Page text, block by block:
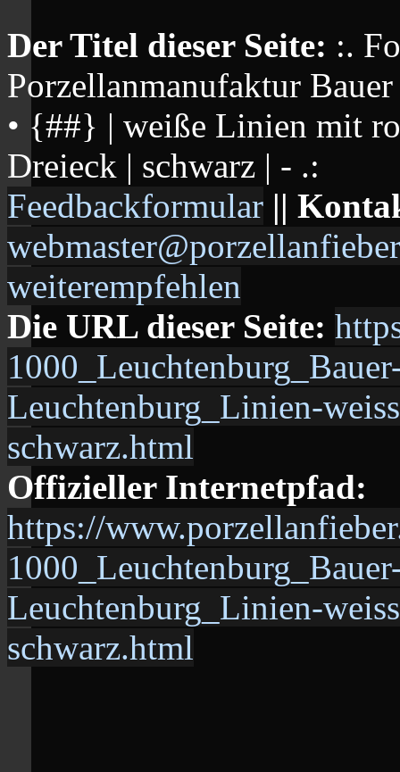
Der Titel dieser Seite: :.
Porzellanmanufaktur
• {##} | weiße Linien mit
Dreieck | schwarz | - .:
Feedbackformular ||
weiterempfehlen
Die URL dieser Seite:
Leuchtenburg_Linien-
schwarz.html
Offizieller Internetpfad:
https://
Leuchtenburg_Linien-
schwarz.html